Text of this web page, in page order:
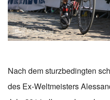
Nach dem sturzbedingten
des Ex-Weltmeisters